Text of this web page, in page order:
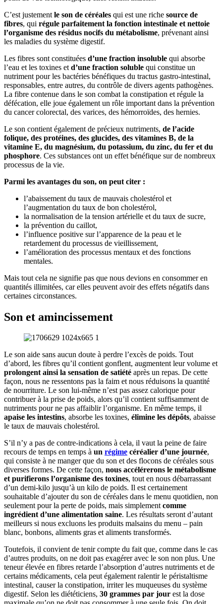
C’est justement le son de céréales qui est une riche source de
fibres, qui régule parfaitement la fonction intestinale et nettoie
l’organisme des résidus nocifs du métabolisme, prévenant ainsi
les maladies du système digestif.
Les fibres sont constituées d’une fraction insoluble qui absorbe
l’eau et les toxines et d’une fraction soluble qui constitue un
nutriment pour les bactéries bénéfiques du tractus gastro-intestinal,
responsables, entre autres, du contrôle de divers agents pathogènes.
La fibre contenue dans le son combat la constipation et régule la
défécation, elle joue également un rôle important dans la prévention
du cancer colorectal, des varices, des hémorroïdes, des hernies.
Le son contient également de précieux nutriments, de l’acide
folique, des protéines, des glucides, des vitamines B, de la
vitamine E, du magnésium, du potassium, du zinc, du fer et du
phosphore. Ces substances ont un effet bénéfique sur de nombreux
processus de la vie.
Parmi les avantages du son, on peut citer :
l’abaissement du taux de mauvais cholestérol et
l’augmentation du taux de bon cholestérol,
la normalisation de la tension artérielle et du taux de sucre,
la prévention du caillot,
l’influence positive sur l’apparence de la peau et le
retardement du processus de vieillissement,
l’amélioration des processus mentaux et des fonctions
mentales.
Mais tout cela ne signifie pas que nous devions en consommer en
quantités illimitées, car elles peuvent avoir des effets négatifs dans
certaines circonstances.
Son et amincissement
Le son aide sans aucun doute à perdre l’excès de poids. Tout
d’abord, les fibres qu’il contient gonflent, augmentent leur volume et
prolongent ainsi la sensation de satiété après un repas. De cette
façon, nous ne ressentons pas la faim et nous réduisons la quantité
de nourriture. Le son lui-même n’est pas assez calorique pour
contribuer à la prise de poids, alors qu’il contient suffisamment de
nutriments pour ne pas affaiblir l’organisme. En même temps, il
apaise les intestins, absorbe les toxines, élimine les dépôts, abaisse
le taux de mauvais cholestérol.
S’il n’y a pas de contre-indications à cela, il vaut la peine de faire
recours de temps en temps à un régime céréalier d’une journée,
qui consiste à ne manger que du son et des flocons de céréales sous
diverses formes. De cette façon, nous accélérerons le métabolisme
et purifierons l’organisme des toxines, tout en nous débarrassant
d’un demi-kilo jusqu’à un kilo de poids. Il est certainement
souhaitable d’ajouter du son de céréales dans le menu quotidien, non
seulement pour la perte de poids, mais simplementcomme
ingrédient d’une alimentation saine. Les résultats seront d’autant
meilleurs si nous excluons les produits malsains du menu – pain
blanc, bonbons, aliments gras et aliments transformés.
Toutefois, il convient de tenir compte du fait que, comme dans le cas
d’autres produits, on ne doit pas exagérer avec le son non plus. Une
teneur élevée en fibres retarde l’absorption d’autres nutriments et de
certains médicaments, cela peut également ralentir le péristaltisme
intestinal, causer la constipation, irriter les muqueuses du système
digestif. Selon les diététiciens, 30 grammes par jour est la dose